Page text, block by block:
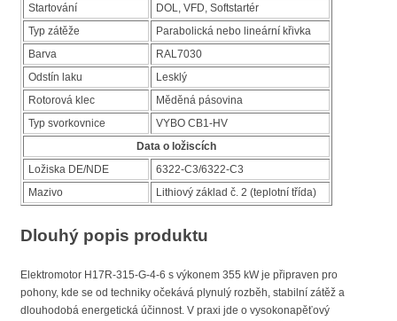
Startování
DOL, VFD, Softstartér
Typ zátěže
Parabolická nebo lineární křivka
Barva
RAL7030
Odstín laku
Lesklý
Rotorová klec
Měděná pásovina
Typ svorkovnice
VYBO CB1-HV
Data o ložiscích
Ložiska DE/NDE
6322-C3/6322-C3
Mazivo
Lithiový základ č. 2 (teplotní třída)
Dlouhý popis produktu
Elektromotor H17R-315-G-4-6 s výkonem 355 kW je připraven pro
pohony, kde se od techniky očekává plynulý rozběh, stabilní zátěž a
dlouhodobá energetická účinnost. V praxi jde o vysokonapěťový